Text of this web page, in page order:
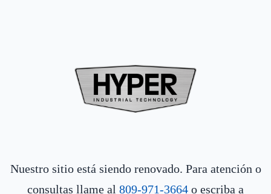
Nuestro sitio está siendo renovado. Para atención o
consultas llame al 809-971-3664 o escriba a